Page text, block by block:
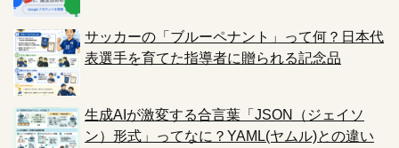
サッカーの「ブルーペナント」って何？日本代
表選手を育てた指導者に贈られる記念品
生成AIが激変する合言葉「JSON（ジェイソ
ン）形式」ってなに？YAML(ヤムル)との違い